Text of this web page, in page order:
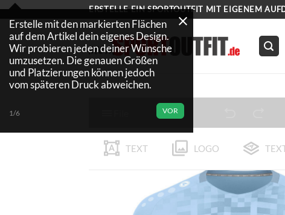
Zum
Inhalt
springen
ERSTELLE EIN SPORTOUTFIT MIT EIGENEM
TEXT LOGO
Erstelle mit den markierten Flächen
auf dem Artikel dein eigenes Design.
Wir probieren jeden deiner Wünsche
umzusetzen. Die genauen Größen
und Platzierungen können jedoch
vom späteren Druck abweichen.
VOR
1/6